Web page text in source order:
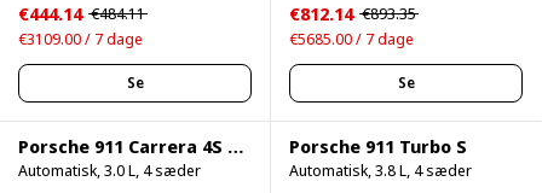
€444.14 €484.11
€3109.00 / 7 dage
Se
€812.14 €893.35
€5685.00 / 7 dage
Se
Porsche 911 Carrera 4S 750HP
Automatisk, 3.0 L, 4 sæder
Porsche 911 Turbo S
Automatisk, 3.8 L, 4 sæder